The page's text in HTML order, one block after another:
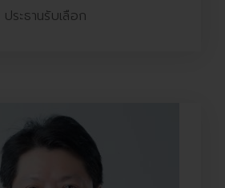
ประธานรับเลือก